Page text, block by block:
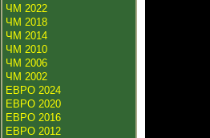
ЧМ 2022
ЧМ 2018
ЧМ 2014
ЧМ 2010
ЧМ 2006
ЧМ 2002
ЕВРО 2024
ЕВРО 2020
ЕВРО 2016
ЕВРО 2012